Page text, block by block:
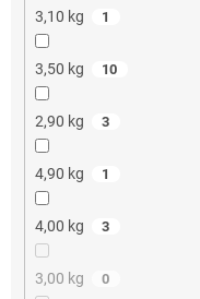
3,10 kg 1
3,50 kg 10
2,90 kg 3
4,90 kg 1
4,00 kg 3
3,00 kg 0